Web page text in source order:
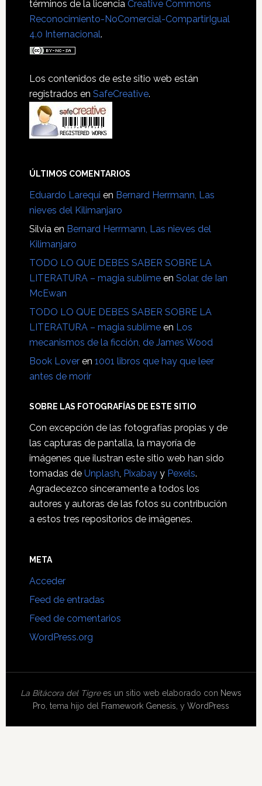
términos de la licencia Creative Commons
Reconocimiento-NoComercial-CompartirIgual
4.0 Internacional.
Los contenidos de este sitio web están
registrados en SafeCreative.
ÚLTIMOS COMENTARIOS
Eduardo Larequi en Bernard Herrmann, Las
nieves del Kilimanjaro
Silvia en Bernard Herrmann, Las nieves del
Kilimanjaro
TODO LO QUE DEBES SABER SOBRE LA
LITERATURA – magia sublimeen Solar, de Ian
McEwan
TODO LO QUE DEBES SABER SOBRE LA
LITERATURA – magia sublimeen Los
mecanismos de la ficción, de James Wood
Book Loveren 1001 libros que hay que leer
antes de morir
SOBRE LAS FOTOGRAFÍAS DE ESTE SITIO
Con excepción de las fotografías propias y de
las capturas de pantalla, la mayoría de
imágenes que ilustran este sitio web han sido
tomadas de Unplash Pixabayy Pexels.
Agradecezco sinceramente a todos los
autores y autoras de las fotos su contribución
a estos tres repositorios de imágenes.
META
Acceder
Feed de entradas
Feed de comentarios
WordPress.org
La Bitácora del Tigrees un sitio web elaborado con News
Pro , tema hijo del Framework Genesis , y WordPress